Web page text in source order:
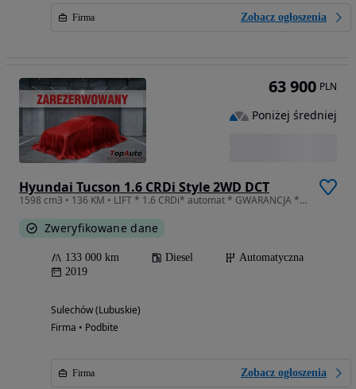
Firma Zobacz ogłoszenia
Hyundai Tucson 1.6 CRDi Style 2WD DCT
1598 cm3 • 136 KM • LIFT * 1.6 CRDi* automat * GWARANCJA * kamera *android / CarPlay
Zweryfikowane dane
133 000 km Diesel
Automatyczna
2019
Sulechów (Lubuskie)
Firma • Podbite
Firma Zobacz ogłoszenia
63 900 PLN
Poniżej średniej